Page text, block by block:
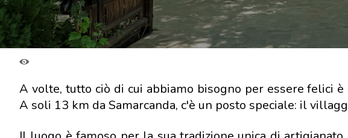
A volte, tutto ciò di cui abbiamo bisogno per essere felici
A soli 13 km da Samarcanda, c'è un posto speciale: il